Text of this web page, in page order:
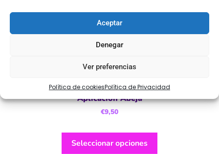
Aceptar
Denegar
Ver preferencias
Política de cookiesPolítica de Privacidad
Aplicación Abeja
€9,50
Seleccionar opciones